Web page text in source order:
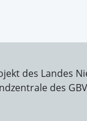
des Landes
des